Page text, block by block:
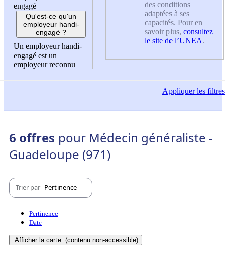
engagé
Qu'est-ce qu'un
employeur handi-
engagé ?
Un employeur handi-
engagé est un
employeur reconnu
des conditions
adaptées à ses
capacités. Pour en
savoir plus, consultez
le site de l’UNEA.
Appliquerles filtres
6 offres pour Médecin généraliste -
Guadeloupe (971)
Trier par Pertinence
Pertinence
Date
Afficher la carte (contenu non-accessible)